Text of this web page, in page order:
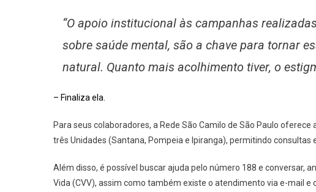
“O apoio institucional às campanhas
sobre saúde mental, são a chave para tornar
natural. Quanto mais acolhimento tiver, o
– Finaliza ela.
Para seus colaboradores, a Rede São Camilo de São Paulo
três Unidades (Santana, Pompeia e Ipiranga), permitindo consultas
Além disso, é possível buscar ajuda pelo número 188 e conversar,
Vida (CVV), assim como também existe o atendimento via e-mail e